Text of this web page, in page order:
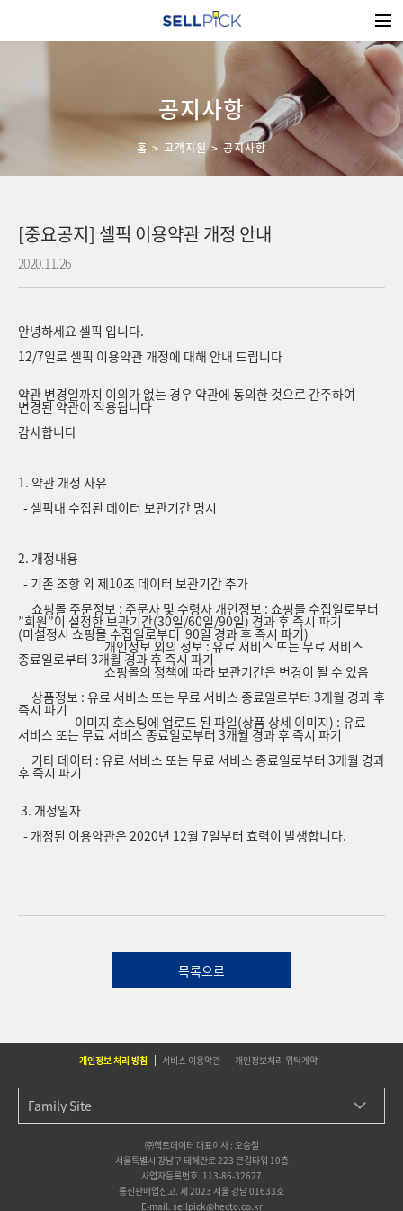
공지사항
홈 고객지원 공지사항
[중요공지] 셀픽 이용약관 개정 안내
2020.11.26
안녕하세요 셀픽 입니다.
12/7일로 셀픽 이용약관 개정에 대해 안내 드립니다
약관 변경일까지 이의가 없는 경우 약관에 동의한 것으로 간주하여
변경된 약관이 적용됩니다
감사합니다
1. 약관 개정 사유
- 셀픽내 수집된 데이터 보관기간 명시
2. 개정내용
- 기존 조항 외 제10조 데이터 보관기간 추가
쇼핑몰 주문정보 : 주문자 및 수령자 개인정보 : 쇼핑몰 수집일로부터
”회원”이 설정한 보관기간(30일/60일/90일) 경과 후 즉시 파기
(미설정시 쇼핑몰 수집일로부터 90일 경과 후 즉시 파기)
개인정보 외의 정보 : 유료 서비스 또는 무료 서비스
종료일로부터 3개월 경과 후 즉시 파기
쇼핑몰의 정책에 따라 보관기간은 변경이 될 수 있음
상품정보 : 유료 서비스 또는 무료 서비스 종료일로부터 3개월 경과 후
즉시 파기
이미지 호스팅에 업로드 된 파일(상품 상세 이미지) : 유료
서비스 또는 무료 서비스 종료일로부터 3개월 경과 후 즉시 파기
기타 데이터 : 유료 서비스 또는 무료 서비스 종료일로부터 3개월 경과
후 즉시 파기
3. 개정일자
- 개정된 이용약관은 2020년 12월 7일부터 효력이 발생합니다.
목록으로
개인정보 처리 방침 서비스 이용약관 개인정보처리 위탁계약
㈜헥토데이터 대표이사 : 오승철
서울특별시 강남구 테헤란로 223 큰길타워 10층
사업자등록번호. 113-86-32627
통신판매업신고. 제 2023 서울 강남 01633호
E-mail. sellpick@hecto.co.kr